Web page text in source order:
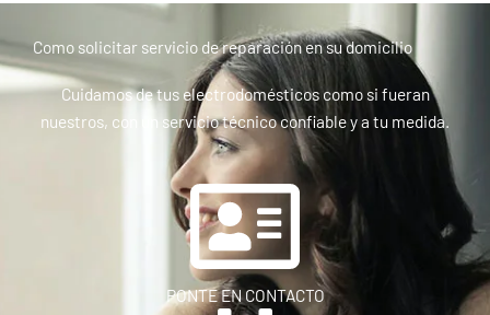
Como solicitar servicio de reparación en su domicilio
Cuidamos de tus electrodomésticos como si fueran
nuestros, con un servicio técnico confiable y a tu medida.
PONTE EN CONTACTO